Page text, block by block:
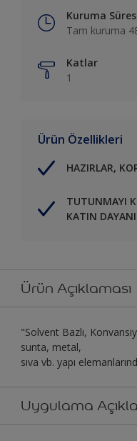
Kuruma
Tam kuruma
Katlar
1
Ürün Özellikleri
HAZIRLAR,
TUTUNMAYI
KATIN
Ürün Açıklaması
"Solvent Bazlı,
sunta, metal,
sıva vb. yapı
Uygulama